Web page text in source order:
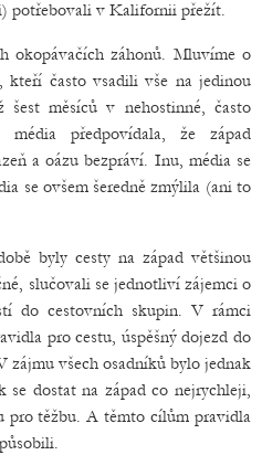
potřebovali v Kalifornii přežít.
okopávačích záhonů. Mluvíme o
kteří často vsadili vše na jedinou
měsíců v nehostinné, často
média předpovídala, že západ
a oázu bezpráví. Inu, média se
se ovšem šeredně zmýlila (ani to
byly cesty na západ většinou
slučovali se jednotliví zájemci o
do cestovních skupin. V rámci
pro cestu, úspěšný dojezd do
zájmu všech osadníků bylo jednak
se dostat na západ co nejrychleji,
pro těžbu. A těmto cílům pravidla